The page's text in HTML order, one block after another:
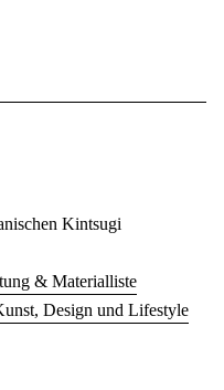
Kintsugi
& Materialliste
Design und Lifestyle